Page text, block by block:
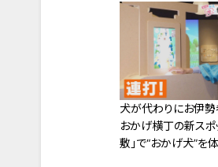
犬が代わりにお伊勢
おかげ横丁の新スポ
敷」で“おかげ犬”を